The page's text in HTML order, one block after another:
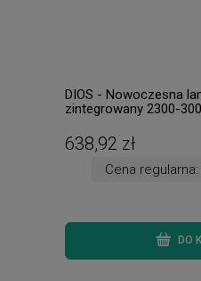
DIOS - Nowoczesna
zintegrowany 2300-
638,92 zł
Cena
DO